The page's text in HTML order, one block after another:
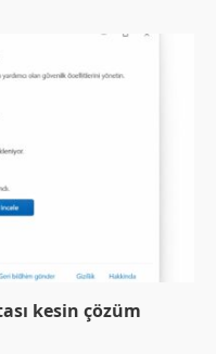
kesin çözüm